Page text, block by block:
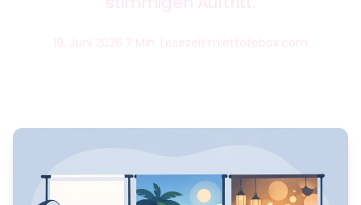
19. Juni 2026 7 Min. Lesezeit mietfotobox.com